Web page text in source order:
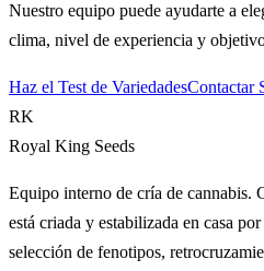
Nuestro equipo puede ayudarte a
clima, nivel de experiencia y
Haz el Test de VariedadesContactar
RK
Royal King Seeds
Equipo interno de cría de cannabis.
está criada y estabilizada en casa por
selección de fenotipos,